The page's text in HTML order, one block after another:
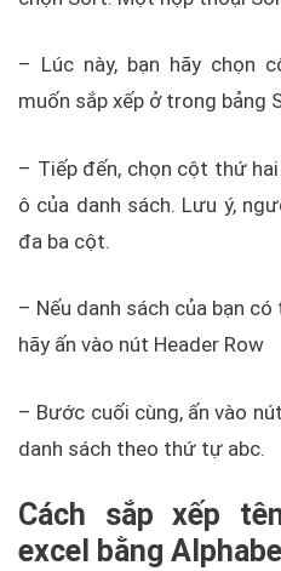
– Lúc này, bạn hãy chọn
muốn sắp xếp ở trong bảng
– Tiếp đến, chọn cột thứ
ô của danh sách. Lưu ý,
đa ba cột.
– Nếu danh sách của bạn
hãy ấn vào nút Header Row
– Bước cuối cùng, ấn vào
danh sách theo thứ tự abc.
Cách sắp xếp
excel bằng